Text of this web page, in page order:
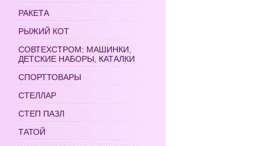
РАКЕТА
РЫЖИЙ КОТ
СОВТЕХСТРОМ: МАШИНКИ,
ДЕТСКИЕ НАБОРЫ, КАТАЛКИ
СПОРТТОВАРЫ
СТЕЛЛАР
СТЕП ПАЗЛ
ТАТОЙ